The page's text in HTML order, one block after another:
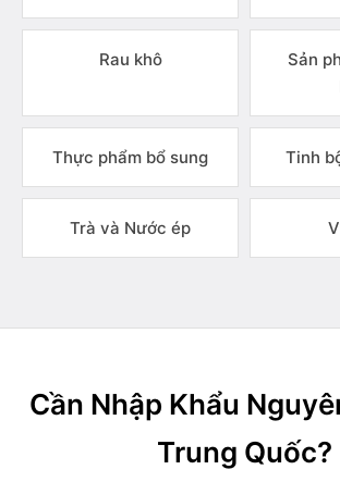
Rau khô
Sản
Thực phẩm bổ sung Tinh
Trà và Nước ép
Cần Nhập Khẩu
Trung Quốc?